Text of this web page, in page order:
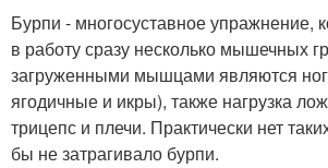
Бурпи - многосуставное упражнение,
в работу сразу несколько мышечных
загруженными мышцами являются
ягодичные и икры), также нагрузка
трицепс и плечи. Практически нет
бы не затрагивало бурпи.